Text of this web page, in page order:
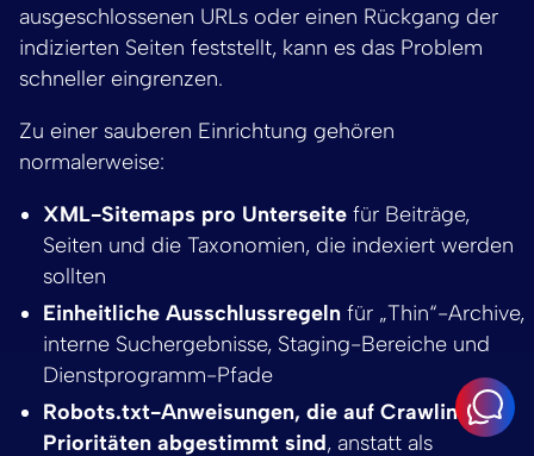
ausgeschlossenen URLs oder einen Rückgang der
indizierten Seiten feststellt, kann es das Problem
schneller eingrenzen.
Zu einer sauberen Einrichtung gehören
normalerweise:
XML-Sitemaps pro Unterseite für Beiträge,
Seiten und die Taxonomien, die indexiert werden
sollten
Einheitliche Ausschlussregeln für „Thin“-Archive,
interne Suchergebnisse, Staging-Bereiche und
Dienstprogramm-Pfade
Robots.txt-Anweisungen, die auf Crawling-
Prioritäten abgestimmt sind, anstatt als